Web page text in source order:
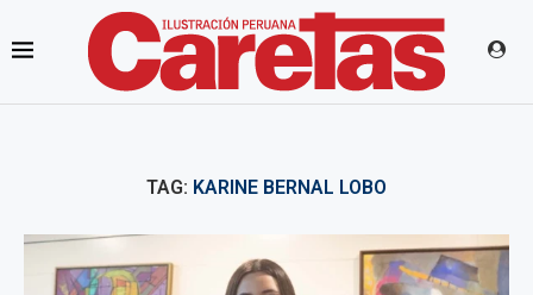
TAG: KARINE BERNAL LOBO